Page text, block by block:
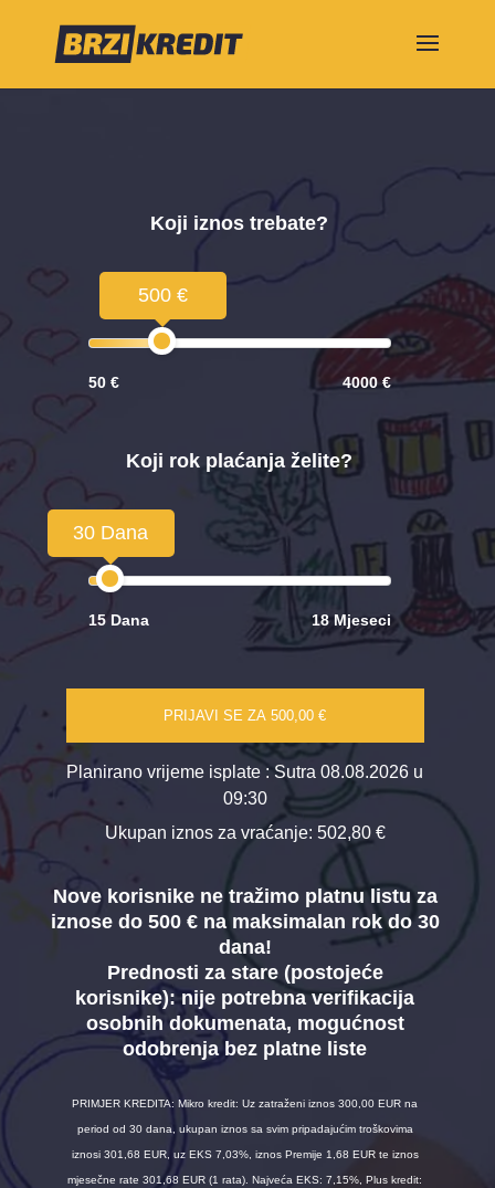
Koji iznos trebate?
500 €
50 € 4000 €
Koji rok plaćanja želite?
30 Dana
15 Dana 18 Mjeseci
PRIJAVI SE ZA500,00 €
Planirano vrijeme isplate : Sutra 08.08.2026 u
09:30
Ukupan iznos za vraćanje: 502,80 €
Nove korisnike ne tražimo platnu listu za
iznose do 500 € na maksimalan rok do 30
dana!
Prednosti za stare (postojeće
korisnike): nije potrebna verifikacija
osobnih dokumenata, mogućnost
odobrenja bez platne liste
PRIMJER KREDITA: Mikro kredit: Uz zatraženi iznos 300,00 EUR na
period od 30 dana, ukupan iznos sa svim pripadajućim troškovima
iznosi 301,68 EUR, uz EKS 7,03%, iznos Premije 1,68 EUR te iznos
mjesečne rate 301,68 EUR (1 rata). Najveća EKS: 7,15%, Plus kredit: